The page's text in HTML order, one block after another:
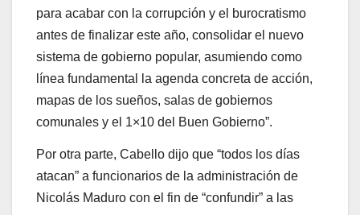
para acabar con la corrupción y el burocratismo
antes de finalizar este año, consolidar el nuevo
sistema de gobierno popular, asumiendo como
línea fundamental la agenda concreta de acción,
mapas de los sueños, salas de gobiernos
comunales y el 1×10 del Buen Gobierno”.
Por otra parte, Cabello dijo que “todos los días
atacan” a funcionarios de la administración de
Nicolás Maduro con el fin de “confundir” a las